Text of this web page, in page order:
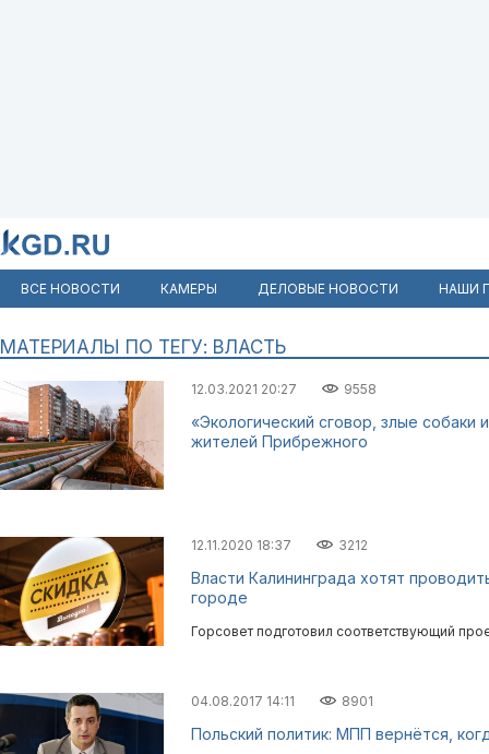
ВСЕ НОВОСТИ КАМЕРЫ ДЕЛОВЫЕ НОВОСТИ НАШИ
МАТЕРИАЛЫ ПО ТЕГУ: ВЛАСТЬ
12.03.2021 20:27 9558
«Экологический сговор, злые
жителей Прибрежного
12.11.2020 18:37 3212
Власти Калининграда хотят
городе
Горсовет подготовил соответствующий
04.08.2017 14:11 8901
Польский политик: МПП вернётся,